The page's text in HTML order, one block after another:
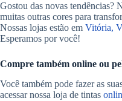
Gostou das novas tendências?
muitas outras cores para
Nossas lojas estão em Vitória,
Esperamos por você!
Compre também online ou
Você também pode fazer as
acessar nossa loja de tintas